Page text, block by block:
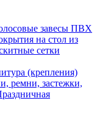
завесы ПВХ
на стол из
сетки
(крепления)
ремни, застежки,